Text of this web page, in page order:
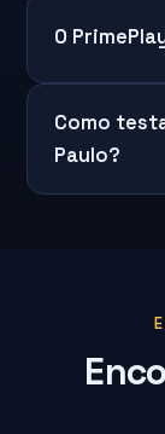
O
Como
Paulo?